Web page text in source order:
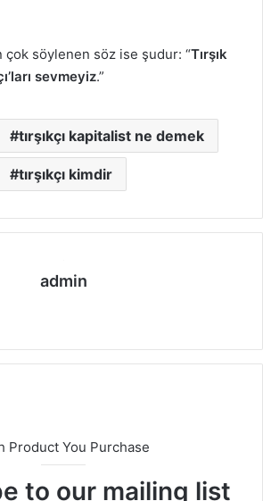
çok söylenen söz ise şudur: “Tırşık
sevmeyiz.”
tırşıkçı kapitalist ne demek
tırşıkçı kimdir
admin
sit
Product You Purchase
to our mailing list